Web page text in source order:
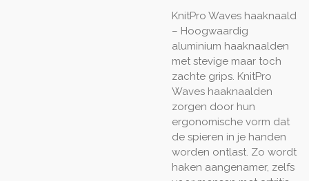
KnitPro Waves haaknaald
– Hoogwaardig
aluminium haaknaalden
met stevige maar toch
zachte grips. KnitPro
Waves haaknaalden
zorgen door hun
ergonomische vorm dat
de spieren in je handen
worden ontlast. Zo wordt
haken aangenamer, zelfs